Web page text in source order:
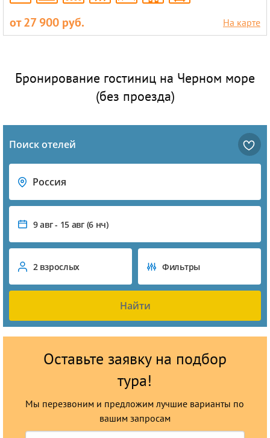
от 27 900 руб. На карте
Бронирование гостиниц на Черном море
(без проезда)
Россия
9 авг - 15 авг (6 нч)
2 взрослых Фильтры
Найти
Оставьте заявку на подбор
тура!
Мы перезвоним и предложим лучшие варианты по
вашим запросам